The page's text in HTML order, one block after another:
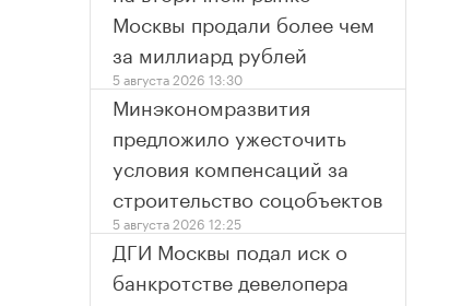
Москвы продали более чем
за миллиард рублей
5 августа 2026 13:30
Минэкономразвития
предложило ужесточить
условия компенсаций за
строительство соцобъектов
5 августа 2026 12:25
ДГИ Москвы подал иск о
банкротстве девелопера